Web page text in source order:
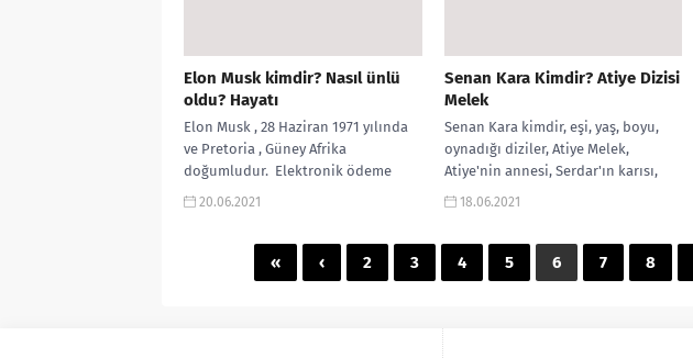
Elon Musk kimdir? Nasıl ünlü
oldu? Hayatı
Elon Musk , 28 Haziran 1971 yılında
ve Pretoria , Güney Afrika
doğumludur. Elektronik ödeme
şirketini olan Paypalı kuran Güney...
20.06.2021
Senan Kara Kimdir? Atiye Dizisi
Melek
Senan Kara kimdir, eşi, yaş, boyu,
oynadığı diziler, Atiye Melek,
Atiye'nin annesi, Serdar'ın karısı,
Ozan'ın annesi, Doğduğun Ev
18.06.2021
« ‹ 2 3 4 5 6 7 8